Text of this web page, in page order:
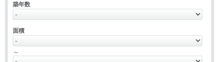
築年数
面積
～